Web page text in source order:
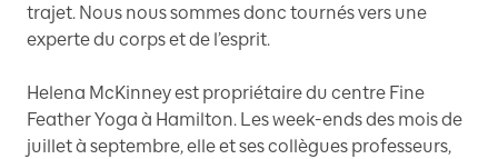
trajet. Nous nous sommes donc tournés vers une
experte du corps et de l’esprit.
Helena McKinney est propriétaire du centre Fine
Feather Yoga à Hamilton. Les week-ends des mois de
juillet à septembre, elle et ses collègues professeurs,